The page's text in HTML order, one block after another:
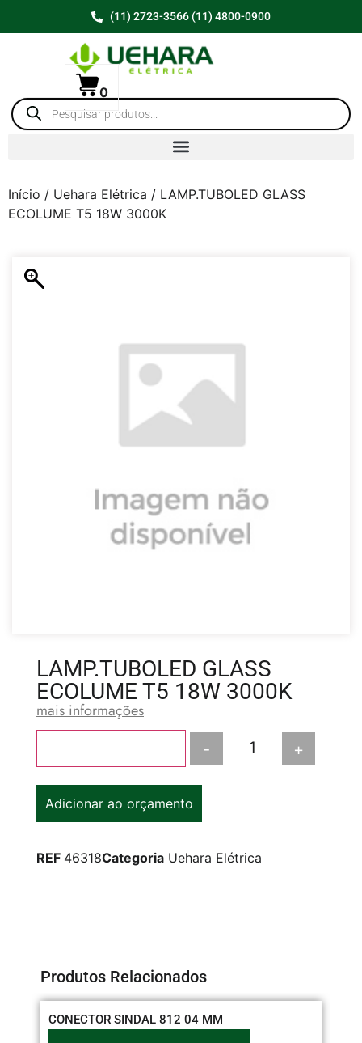
(11) 2723-3566 (11) 4800-0900
0
Início / Uehara Elétrica / LAMP.TUBOLED GLASS
ECOLUME T5 18W 3000K
LAMP.TUBOLED GLASS
ECOLUME T5 18W 3000K
mais informações
- +
Adicionar ao orçamento
REF 46318Categoria Uehara Elétrica
Produtos Relacionados
CONECTOR SINDAL 812 04 MM